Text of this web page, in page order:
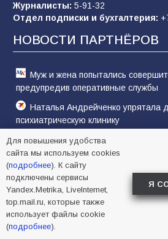
«Слухами Москву не
заявления Киева о
отчаяние, а не разведка
81 02.08.2026
Журналисты: 5-91-32
Отдел подписки и бухгалтерия:
НОВОСТИ ПАРТНЁРОВ
Муж и жена попытались
предупредив оперативные службы
Наталья Андрейченко упрятала
психиатрическую клинику
Назначение Солодчука в
встретили с гордостью
ИЗДАНИЕ
Сетевое издание «bataysk-gorod»
зарегистрировано Федеральной
связи, информационных технологий и
Для повышения удобства
сайта мы используем cookies
(подробнее). К сайту
подключены сервисы
Yandex.Metrika, LiveInternet,
top.mail.ru, которые также
использует файлы cookie
(подробнее).
Я